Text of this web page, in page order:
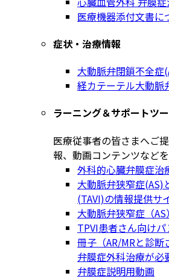
医療機器添付文書に
症状・治療情報
大動脈弁閉鎖不全症
経カテーテル大動脈
ラーニング＆サポートツ
医療従事者の皆さまへご
報、動画コンテンツなど
外科的心臓弁膜症治
大動脈弁狭窄症(AS)
(TAVI)の情報提供サ
大動脈弁狭窄症（
TPVI患者さん向け
冊子（AR/MRと診断
弁膜症外科治療が必
弁膜症説明用動画